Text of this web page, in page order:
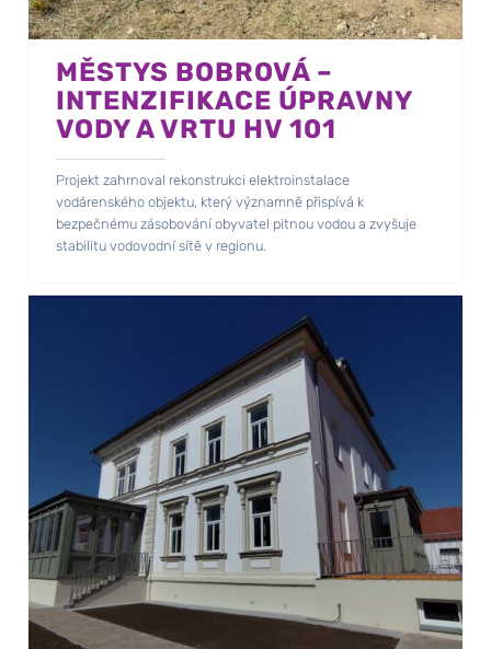
MĚSTYS BOBROVÁ –
INTENZIFIKACE ÚPRAVNY
VODY A VRTU HV 101
Projekt zahrnoval rekonstrukci elektroinstalace
vodárenského objektu, který významně přispívá k
bezpečnému zásobování obyvatel pitnou vodou a zvyšuje
stabilitu vodovodní sítě v regionu.